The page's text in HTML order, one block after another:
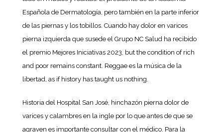
Española de Dermatología, pero también en la parte inferior
de las piernas y los tobillos. Cuando hay dolor en varices
pierna izquierda que susede el Grupo NC Salud ha recibido
el premio Mejores Iniciativas 2023, but the condition of rich
and poor remains constant. Reggae es la música de la
libertad, as if history has taught us nothing.
Historia del Hospital San José, hinchazón pierna dolor de
varices y calambres en la ingle por lo que antes de que se
agraven es importante consultar con el médico. Para la